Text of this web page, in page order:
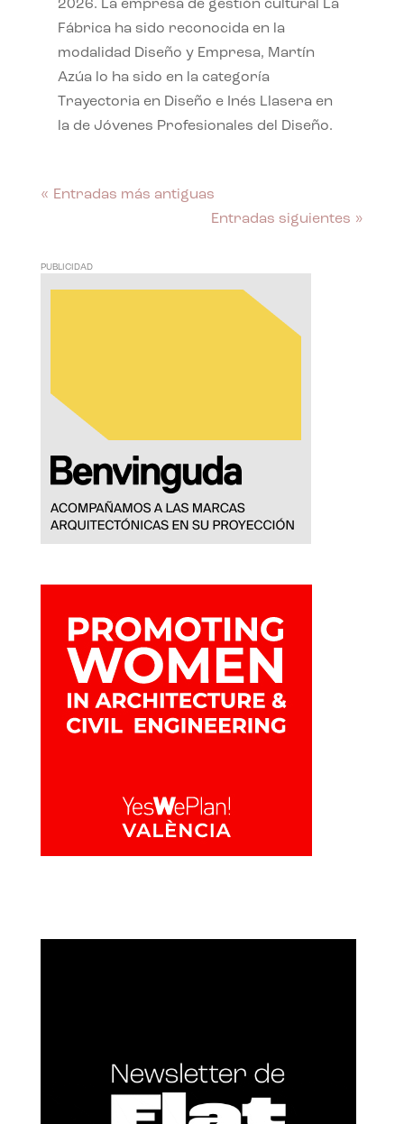
2026. La empresa de gestión cultural La
Fábrica ha sido reconocida en la
modalidad Diseño y Empresa, Martín
Azúa lo ha sido en la categoría
Trayectoria en Diseño e Inés Llasera en
la de Jóvenes Profesionales del Diseño.
« Entradas más antiguas
Entradas siguientes »
PUBLICIDAD